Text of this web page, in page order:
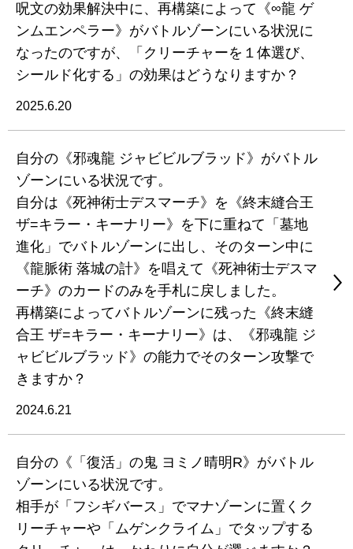
呪文の効果解決中に、再構築によって《∞龍 ゲ
ンムエンペラー》がバトルゾーンにいる状況に
なったのですが、「クリーチャーを１体選び、
シールド化する」の効果はどうなりますか？
2025.6.20
自分の《邪魂龍 ジャビビルブラッド》がバトル
ゾーンにいる状況です。
自分は《死神術士デスマーチ》を《終末縫合王
ザ=キラー・キーナリー》を下に重ねて「墓地
進化」でバトルゾーンに出し、そのターン中に
《龍脈術 落城の計》を唱えて《死神術士デスマ
ーチ》のカードのみを手札に戻しました。
再構築によってバトルゾーンに残った《終末縫
合王 ザ=キラー・キーナリー》は、《邪魂龍 ジ
ャビビルブラッド》の能力でそのターン攻撃で
きますか？
2024.6.21
自分の《「復活」の鬼 ヨミノ晴明R》がバトル
ゾーンにいる状況です。
相手が「フシギバース」でマナゾーンに置くク
リーチャーや「ムゲンクライム」でタップする